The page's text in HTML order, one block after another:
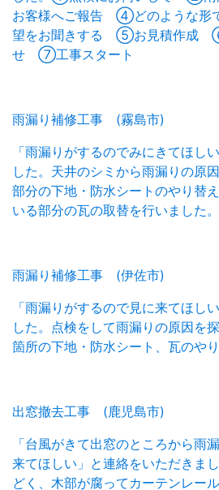
お客様へご報告 ④どのような形
望をお聞きする ⑤お見積作成 ⑥
せ ⑦工事スタート
雨漏り補修工事 (霧島市)
「雨漏りがするのでみにきてほし
した。天井のシミから雨漏りの原
部分の下地・防水シートのやり替
いる部分の瓦の取替を行いました。
雨漏り補修工事 (伊佐市)
「雨漏りがするので見に来てほし
した。点検をして雨漏りの原因を
箇所の下地・防水シート、瓦のや
出窓撤去工事 (鹿児島市)
「台風がきて出窓のところから雨
来てほしい」と連絡をいただきま
どく、木部が腐ってカーテンレー